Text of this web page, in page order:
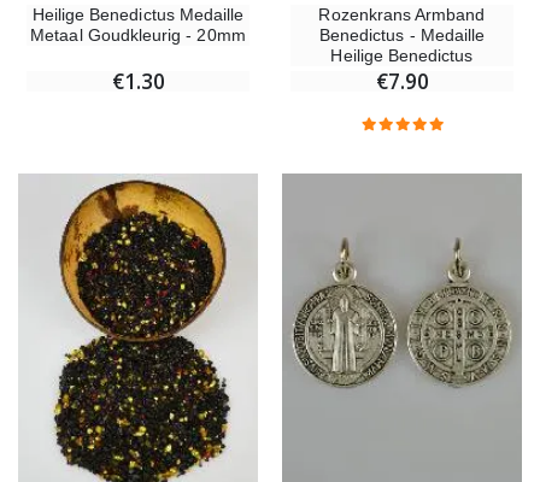
Heilige Benedictus Medaille
Metaal Goudkleurig - 20mm
€1.30
Rozenkrans Armband
Benedictus - Medaille
Heilige Benedictus
€7.90